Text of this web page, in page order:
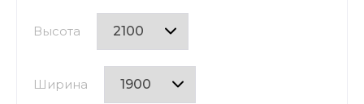
Высота
Ширина